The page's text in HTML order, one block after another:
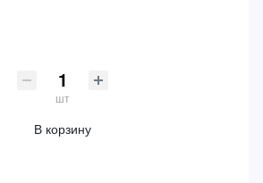
шт
В корзину